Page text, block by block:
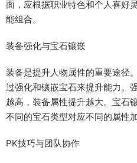
面，应根据职业特色和个人喜好
能组合。
装备强化与宝石镶嵌
装备是提升人物属性的重要途径
过强化和镶嵌宝石来提升能力。
越高，装备属性提升越大。宝石
不同的宝石类型对应不同的属性加
PK技巧与团队协作